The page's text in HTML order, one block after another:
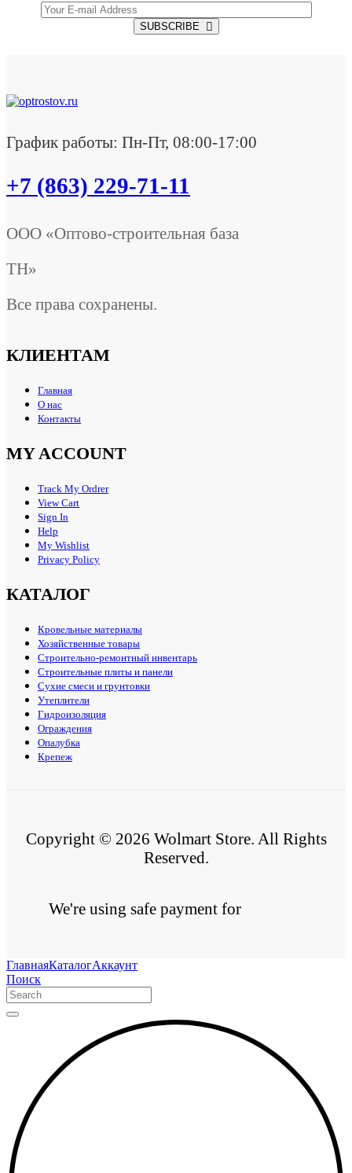
SUBSCRIBE
График работы: Пн-Пт, 08:00-17:00
+7 (863) 229-71-11
ООО «Оптово-строительная база
ТН»
Все права сохранены.
КЛИЕНТАМ
Главная
О нас
Контакты
MY ACCOUNT
Track My Ordrer
View Cart
Sign In
Help
My Wishlist
Privacy Policy
КАТАЛОГ
Кровельные материалы
Хозяйственные товары
Строительно-ремонтный инвентарь
Строительные плиты и панели
Сухие смеси и грунтовки
Утеплители
Гидроизоляция
Ограждения
Опалубка
Крепеж
Copyright © 2026 Wolmart Store. All Rights
Reserved.
We're using safe payment for
ГлавнаяКаталогАккаунт
Поиск